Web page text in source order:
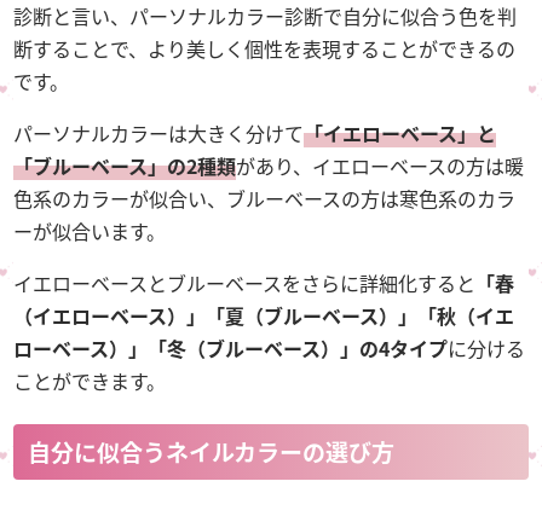
診断と言い、パーソナルカラー診断で自分に似合う色を判
断することで、より美しく個性を表現することができるの
です。
パーソナルカラーは大きく分けて「イエローベース」と
「ブルーベース」の2種類があり、イエローベースの方は暖
色系のカラーが似合い、ブルーベースの方は寒色系のカラ
ーが似合います。
イエローベースとブルーベースをさらに詳細化すると 「春
（イエローベース）」「夏（ブルーベース）」「秋（イエ
ローベース）」「冬（ブルーベース）」の4タイプに分ける
ことができます。
自分に似合うネイルカラーの選び方